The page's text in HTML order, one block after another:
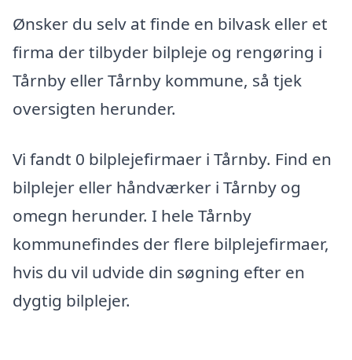
Ønsker du selv at finde en bilvask eller et
firma der tilbyder bilpleje og rengøring i
Tårnby eller Tårnby kommune, så tjek
oversigten herunder.
Vi fandt 0 bilplejefirmaer i Tårnby. Find en
bilplejer eller håndværker i Tårnby og
omegn herunder. I hele Tårnby
kommunefindes der flere bilplejefirmaer,
hvis du vil udvide din søgning efter en
dygtig bilplejer.